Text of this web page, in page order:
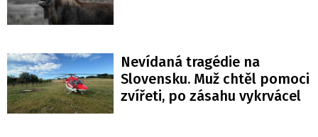
Nevídaná tragédie na
Slovensku. Muž chtěl pomoci
zvířeti, po zásahu vykrvácel